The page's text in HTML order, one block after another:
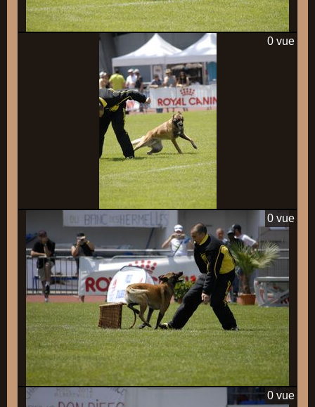
0 vue
0 vue
0 vue